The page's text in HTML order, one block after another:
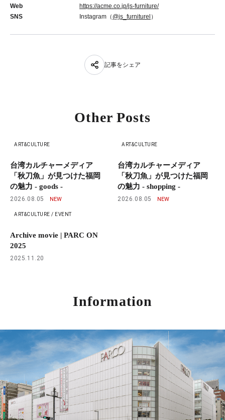
Web
https://acme.co.jp/js-furniture/
SNS
Instagram（ @js_furniturel ）
記事をシェア
Other Posts
ART&CULTURE
台湾カルチャーメディア
「秋刀魚」が見つけた福岡
の魅力 - goods -
2026.08.05
ART&CULTURE
台湾カルチャーメディア
「秋刀魚」が見つけた福岡
の魅力 - shopping -
2026.08.05
ART&CULTURE / EVENT
Archive movie | PARC ON
2025
2025.11.20
Information